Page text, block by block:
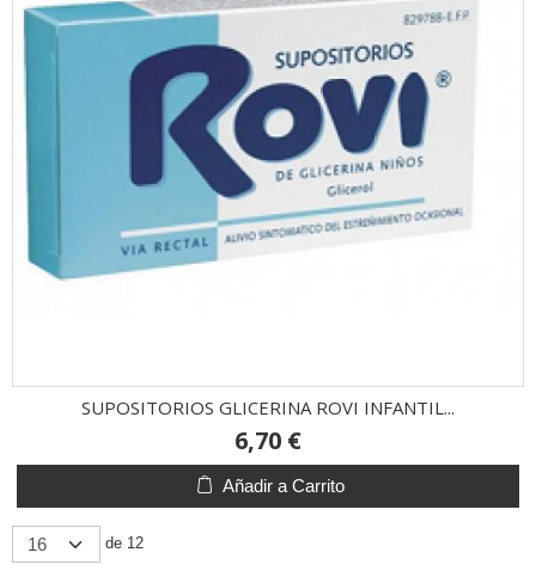
SUPOSITORIOS GLICERINA ROVI INFANTIL...
6,70 €
Añadir a Carrito
de 12